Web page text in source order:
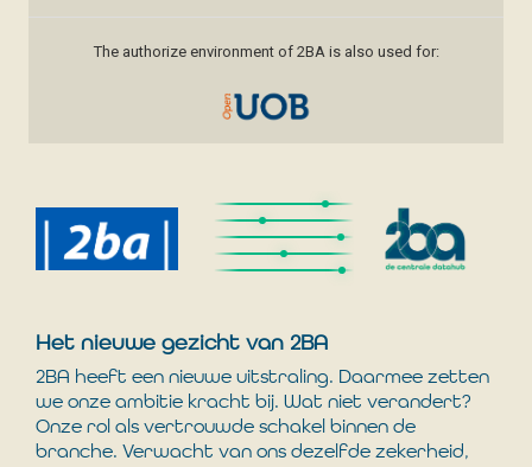
The authorize environment of 2BA is also used for:
Het nieuwe gezicht van 2BA
2BA heeft een nieuwe uitstraling. Daarmee zetten
we onze ambitie kracht bij. Wat niet verandert?
Onze rol als vertrouwde schakel binnen de
branche. Verwacht van ons dezelfde zekerheid,